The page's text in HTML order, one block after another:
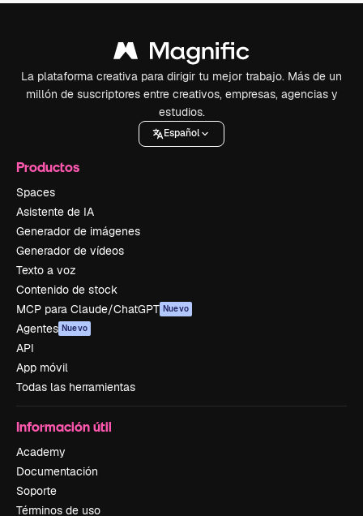
La plataforma creativa para dirigir tu mejor trabajo. Más de un
millón de suscriptores entre creativos, empresas, agencias y
estudios.
Español
Productos
Spaces
Asistente de IA
Generador de imágenes
Generador de vídeos
Texto a voz
Contenido de stock
MCP para Claude/ChatGPT Nuevo
Agentes Nuevo
API
App móvil
Todas las herramientas
Información útil
Academy
Documentación
Soporte
Términos de uso